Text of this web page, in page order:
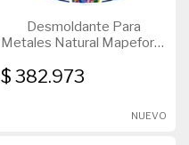
Desmoldante Para
Metales Natural Mapeform
$ 382.973
NUEVO